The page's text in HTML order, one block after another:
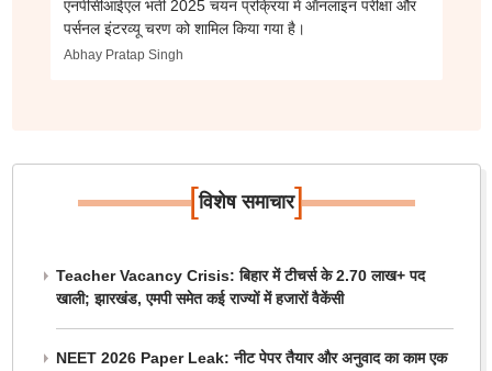
एनपीसीआईएल भर्ती 2025 चयन प्रक्रिया में ऑनलाइन परीक्षा और
पर्सनल इंटरव्यू चरण को शामिल किया गया है।
Abhay Pratap Singh
[विशेष समाचार]
Teacher Vacancy Crisis: बिहार में टीचर्स के 2.70 लाख+ पद
खाली; झारखंड, एमपी समेत कई राज्यों में हजारों वैकेंसी
NEET 2026 Paper Leak: नीट पेपर तैयार और अनुवाद का काम एक